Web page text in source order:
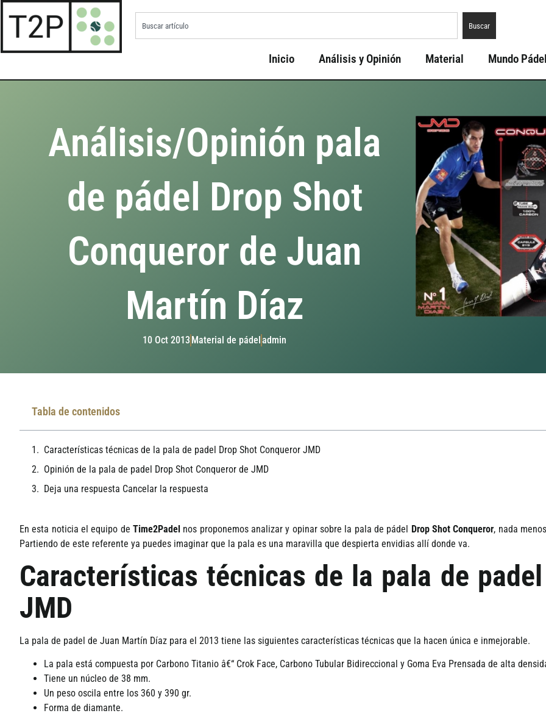
Buscar
Inicio Análisis y Opinión Material Mundo Pádel
Análisis/Opinión pala
de pádel Drop Shot
Conqueror de Juan
Martí­n Dí­az
10 Oct 2013 Material de pádeladmin
Tabla de contenidos
Caracterí­sticas técnicas de la pala de padel Drop Shot Conqueror JMD
Opinión de la pala de padel Drop Shot Conqueror de JMD
Deja una respuesta Cancelar la respuesta
En esta noticia el equipo de Time2Padel nos proponemos analizar y opinar sobre la pala de pádel Drop Shot Conqueror, nada
Partiendo de este referente ya puedes imaginar que la pala es una maravilla que despierta envidias allí­ donde va.
Caracterí­sticas técnicas de la pala de
JMD
La pala de padel de Juan Martí­n Dí­az para el 2013 tiene las siguientes caracterí­sticas técnicas que la hacen única e inmejorable.
La pala está compuesta por Carbono Titanio â€“ Crok Face, Carbono Tubular Bidireccional y Goma Eva Prensada de alta
Tiene un núcleo de 38 mm.
Un peso oscila entre los 360 y 390 gr.
Forma de diamante.